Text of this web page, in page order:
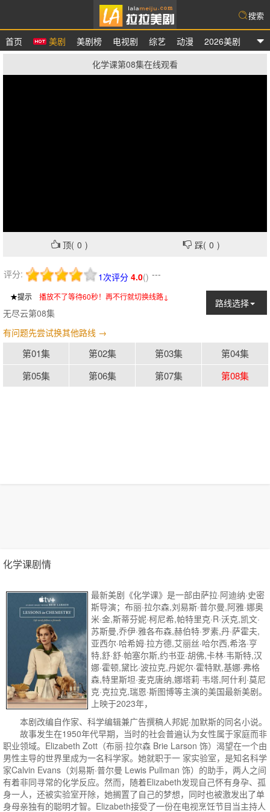
拉拉美剧
首页 美剧 美剧榜 电视剧 综艺 动漫 2026美剧
搜索
化学课第08集在线观看
顶( 0 ) 踩( 0 )
评分: 4.0(
1次评分 ) ---
★提示 播放不了等待60秒！再不行就切换线路↓
路线选择
无尽云第08集
有问题先尝试换其他路线 →
第01集 第02集 第03集
第04集
第05集
第06集 第07集 第08集
化学课剧情
最新美剧《化学课》是一部由萨拉·阿迪纳·史密
斯导演；布丽·拉尔森,刘易斯·普尔曼,阿雅·娜奥
米·金,斯蒂芬妮·柯尼希,帕特里克·R·沃克,凯文·
苏斯曼,乔伊·雅各布森,赫伯特·罗素,丹·萨霍夫,
亚西尔·哈希姆·拉方德,艾丽丝·哈尔西,希洛·亨
特,舒·舒·帕塞尔斯,约书亚·胡佛,卡林·韦斯特,汉
娜·霍顿,黛比·波拉克,丹妮尔·霍特默,基娜·弗格
森,特里斯坦·麦克唐纳,娜塔莉·韦塔,阿什利·莫尼
克·克拉克,瑞恩·斯图博等主演的美国最新美剧。
上映于2023年，
本剧改编自作家、科学编辑兼广告撰稿人邦妮·加默斯的同名小说。
故事发生在1950年代早期，当时的社会普遍认为女性属于家庭而非
职业领域。Elizabeth Zott（布丽·拉尔森 Brie Larson 饰）渴望在一个由
男性主导的世界里成为一名科学家。她就职于一 家实验室，是知名科学
家Calvin Evans（刘易斯·普尔曼 Lewis Pullman 饰）的助手，两人之间
有着非同寻常的化学反应。然而，随着Elizabeth发现自己怀有身孕、孤
身一人，还被实验室开除，她搁置了自己的梦想，同时也被激发出了单
身母亲独有的聪明才智。Elizabeth接受了一份在电视烹饪节目当主持人